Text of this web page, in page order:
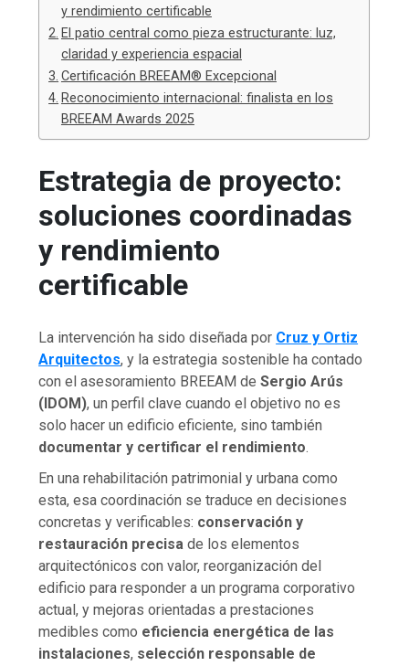
y rendimiento certificable
El patio central como pieza estructurante: luz,
claridad y experiencia espacial
Certificación BREEAM® Excepcional
Reconocimiento internacional: finalista en los
BREEAM Awards 2025
Estrategia de proyecto:
soluciones coordinadas
y rendimiento
certificable
La intervención ha sido diseñada por Cruz y Ortiz
Arquitectos, y la estrategia sostenible ha contado
con el asesoramiento BREEAM deSergio Arús
(IDOM), un perfil clave cuando el objetivo no es
solo hacer un edificio eficiente, sino también
documentar y certificar el rendimiento.
En una rehabilitación patrimonial y urbana como
esta, esa coordinación se traduce en decisiones
concretas y verificables: conservación y
restauración precisa de los elementos
arquitectónicos con valor, reorganización del
edificio para responder a un programa corporativo
actual, y mejoras orientadas a prestaciones
medibles como eficiencia energética de las
instalaciones, selección responsable de